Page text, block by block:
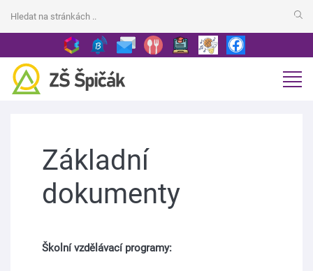
Základní
dokumenty
Školní vzdělávací programy: